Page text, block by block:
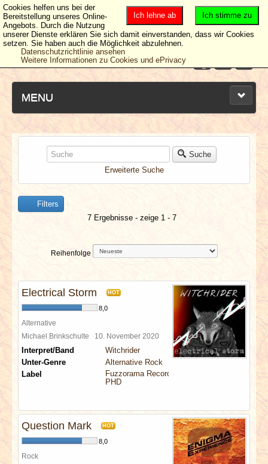
MENU
NEUESTE ARTIKEL
NEWS & DATES
BERICHTE
VERLOSUNGEN
SPECIALS
REDAKTION
LINKS
Suche
Erweiterte Suche
Filters
7 Ergebnisse - zeige 1 - 7
Reihenfolge
Electrical Storm HOT
8,0
Alternative
Michael Brinkschulte 10. November 2020
Interpret/Band
Witchrider
Unter-Genre
Alternative Rock
Label
Fuzzorama Records
PHD
Question Mark HOT
8,0
Rock
Ich stimme zu
Ich lehne ab
Cookies helfen uns bei der
Bereitstellung unseres Online-
Angebots. Durch die Nutzung
unserer Dienste erklären Sie sich damit einverstanden, dass wir Cookies
setzen. Sie haben auch die Möglichkeit abzulehnen.
Datenschutzrichtlinie ansehen
Weitere Informationen zu Cookies und ePrivacy